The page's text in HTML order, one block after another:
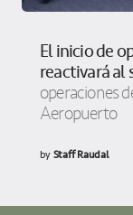
El inicio de
reactivará
operaciones
Aeropuerto
byStaff Raudal